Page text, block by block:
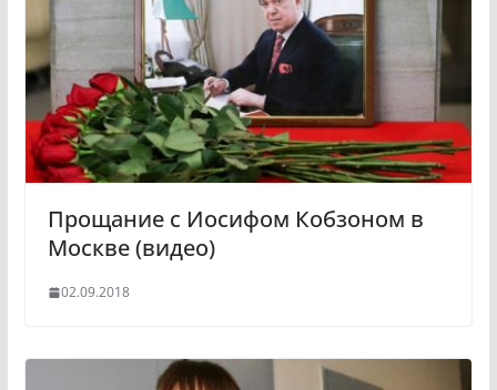
Прощание с Иосифом Кобзоном в
Москве (видео)
02.09.2018